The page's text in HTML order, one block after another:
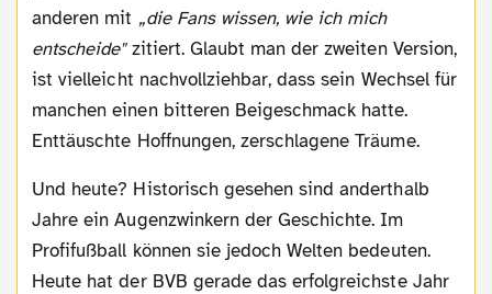
anderen mit „die Fans wissen, wie ich mich
entscheide"zitiert. Glaubt man der zweiten Version,
ist vielleicht nachvollziehbar, dass sein Wechsel für
manchen einen bitteren Beigeschmack hatte.
Enttäuschte Hoffnungen, zerschlagene Träume.
Und heute? Historisch gesehen sind anderthalb
Jahre ein Augenzwinkern der Geschichte. Im
Profifußball können sie jedoch Welten bedeuten.
Heute hat der BVB gerade das erfolgreichste Jahr